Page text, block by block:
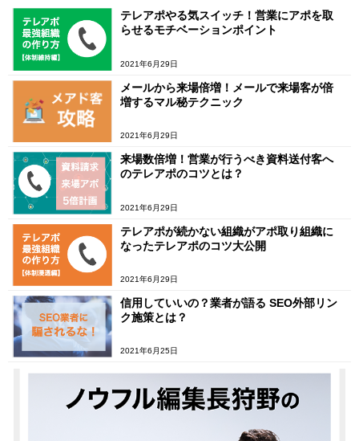
テレアポやる気スイッチ！営業にアポを取
らせるモチベーションポイント
2021年6月29日
メールから来場倍増！メールで来場客が倍
増するマル秘テクニック
2021年6月29日
来場数倍増！営業が行うべき資料送付客へ
のテレアポのコツとは？
2021年6月29日
テレアポが続かない組織がアポ取り組織に
なったテレアポのコツ大公開
2021年6月29日
信用していいの？業者が語る SEO外部リン
ク施策とは？
2021年6月25日